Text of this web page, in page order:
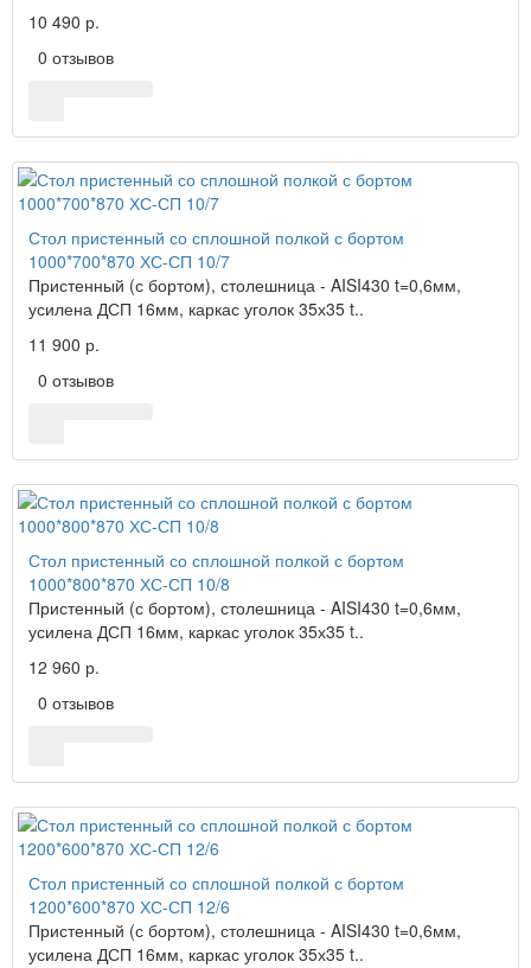
10 490 р.
0 отзывов
Стол пристенный со сплошной полкой с бортом
1000*700*870 ХС-СП 10/7
Пристенный (с бортом), столешница - AISI430 t=0,6мм,
усилена ДСП 16мм, каркас уголок 35х35 t..
11 900 р.
0 отзывов
Стол пристенный со сплошной полкой с бортом
1000*800*870 ХС-СП 10/8
Пристенный (с бортом), столешница - AISI430 t=0,6мм,
усилена ДСП 16мм, каркас уголок 35х35 t..
12 960 р.
0 отзывов
Стол пристенный со сплошной полкой с бортом
1200*600*870 ХС-СП 12/6
Пристенный (с бортом), столешница - AISI430 t=0,6мм,
усилена ДСП 16мм, каркас уголок 35х35 t..